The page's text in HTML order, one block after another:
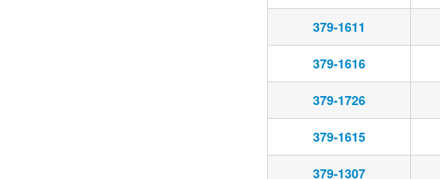
379-1611
379-1616
379-1726
379-1615
379-1307